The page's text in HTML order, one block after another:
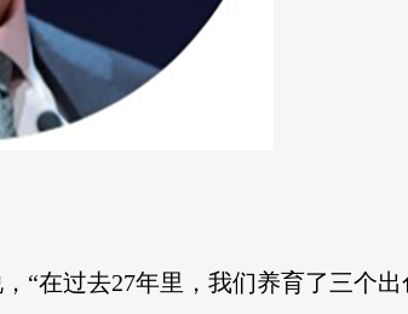
“在过去27年里，我们养育了三个